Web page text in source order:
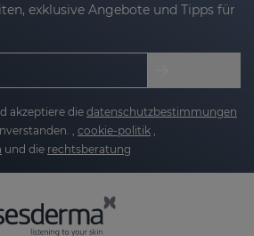
Hautkomfort sind und
Vorteile bieten.
Vitaminen (C, E und B3)
Förderung von Ausstrahlung
, einem Anti-Aging-Wirkstoff
exklusive Angebote und Tipps für
akzeptiere die datenschutzbestimmungen
, cookie-politik
und die rechtsberatung